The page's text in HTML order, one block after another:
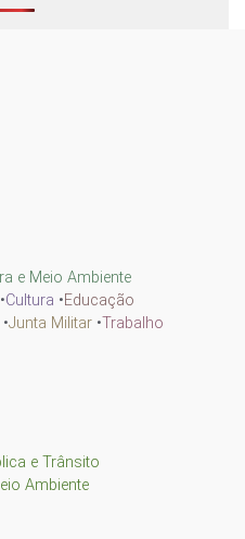
e Meio Ambiente
•Cultura •Educação
•Junta Militar •Trabalho
e Trânsito
Ambiente